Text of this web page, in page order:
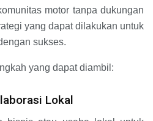
motor tanpa dukungan
yang dapat dilakukan untuk
sukses.
yang dapat diambil:
Lokal